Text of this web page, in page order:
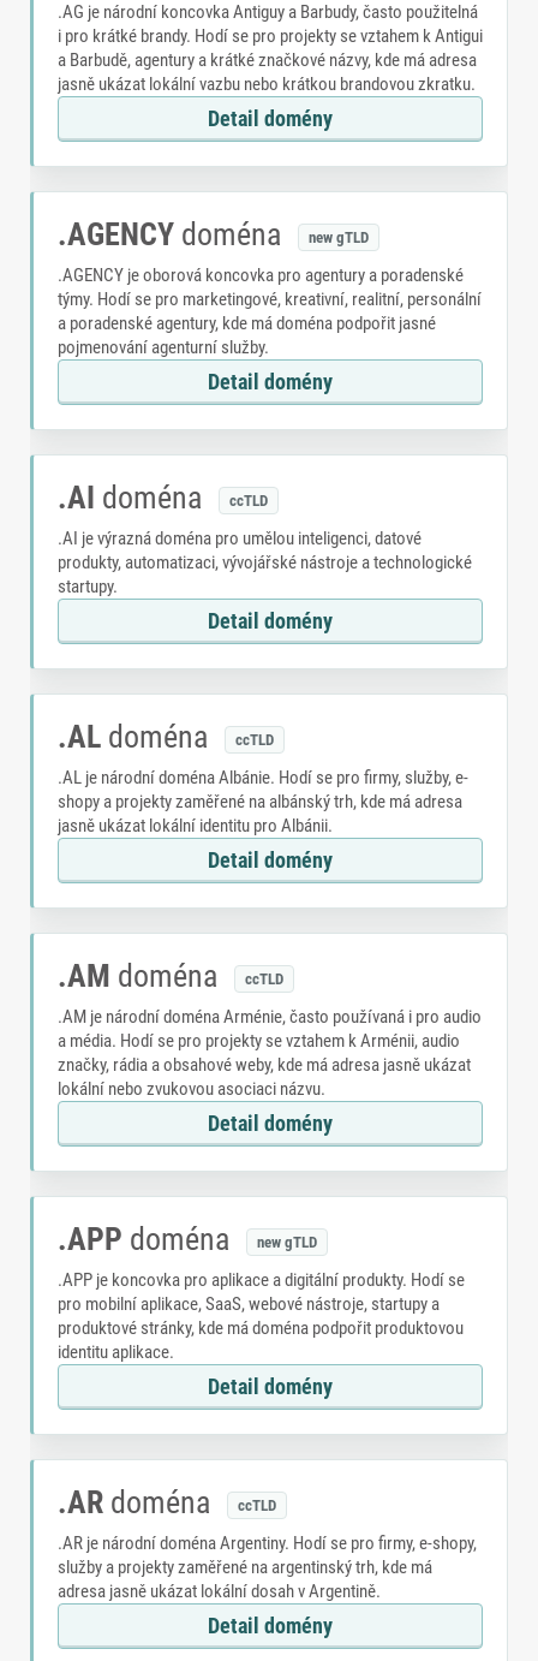
.AG je národní koncovka Antiguy a Barbudy, často použitelná
i pro krátké brandy. Hodí se pro projekty se vztahem k Antigui
a Barbudě, agentury a krátké značkové názvy, kde má adresa
jasně ukázat lokální vazbu nebo krátkou brandovou zkratku.
Detail domény
.AGENCY doména new gTLD
.AGENCY je oborová koncovka pro agentury a poradenské
týmy. Hodí se pro marketingové, kreativní, realitní, personální
a poradenské agentury, kde má doména podpořit jasné
pojmenování agenturní služby.
Detail domény
.AI doména ccTLD
.AI je výrazná doména pro umělou inteligenci, datové
produkty, automatizaci, vývojářské nástroje a technologické
startupy.
Detail domény
.AL doména ccTLD
.AL je národní doména Albánie. Hodí se pro firmy, služby, e-
shopy a projekty zaměřené na albánský trh, kde má adresa
jasně ukázat lokální identitu pro Albánii.
Detail domény
.AM doména ccTLD
.AM je národní doména Arménie, často používaná i pro audio
a média. Hodí se pro projekty se vztahem k Arménii, audio
značky, rádia a obsahové weby, kde má adresa jasně ukázat
lokální nebo zvukovou asociaci názvu.
Detail domény
.APP doména new gTLD
.APP je koncovka pro aplikace a digitální produkty. Hodí se
pro mobilní aplikace, SaaS, webové nástroje, startupy a
produktové stránky, kde má doména podpořit produktovou
identitu aplikace.
Detail domény
.AR doména ccTLD
.AR je národní doména Argentiny. Hodí se pro firmy, e-shopy,
služby a projekty zaměřené na argentinský trh, kde má
adresa jasně ukázat lokální dosah v Argentině.
Detail domény